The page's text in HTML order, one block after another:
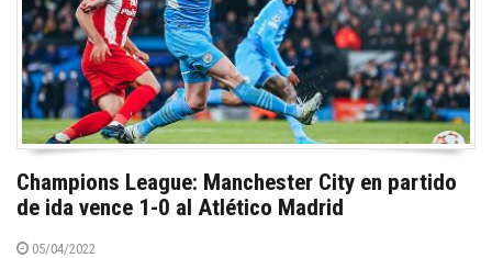
Champions League: Manchester City en partido
de ida vence 1-0 al Atlético Madrid
05/04/2022